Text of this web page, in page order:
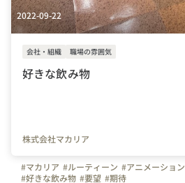
2022-09-22
会社・組織 職場の雰囲気
好きな飲み物
株式会社マカリア
#マカリア #ルーティーン #アニメーション
#好きな飲み物 #要望 #期待